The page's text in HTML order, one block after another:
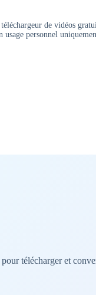
de vidéos
personnel
télécharger et